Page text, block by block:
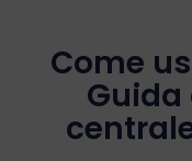
Come